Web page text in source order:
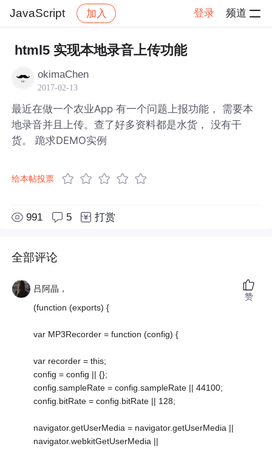
JavaScript 加入 登录 频道
社区 JavaScript 帖子详情
html5 实现本地录音上传功能
okimaChen
2017-02-13
最近在做一个农业App 有一个问题上报功能， 需要本
地录音并且上传。查了好多资料都是水货， 没有干
货。 跪求DEMO实例
给本帖投票
991 5 打赏
全部评论
吕阿晶，
(function (exports) {
var MP3Recorder = function (config) {
var recorder = this;
config = config || {};
config.sampleRate = config.sampleRate || 44100;
config.bitRate = config.bitRate || 128;
navigator.getUserMedia = navigator.getUserMedia ||
navigator.webkitGetUserMedia ||
赞